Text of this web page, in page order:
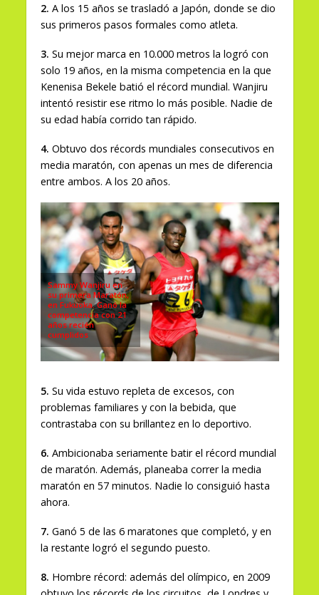
2. A los 15 años se trasladó a Japón, donde se dio
sus primeros pasos formales como atleta.
3. Su mejor marca en 10.000 metros la logró con
solo 19 años, en la misma competencia en la que
Kenenisa Bekele batió el récord mundial. Wanjiru
intentó resistir ese ritmo lo más posible. Nadie de
su edad había corrido tan rápido.
4. Obtuvo dos récords mundiales consecutivos en
media maratón, con apenas un mes de diferencia
entre ambos. A los 20 años.
Sammy Wanjiru en
su primera Maratón,
en Fukuoka. Ganó la
competencia con 21
años recién
cumplidos
5. Su vida estuvo repleta de excesos, con
problemas familiares y con la bebida, que
contrastaba con su brillantez en lo deportivo.
6. Ambicionaba seriamente batir el récord mundial
de maratón. Además, planeaba correr la media
maratón en 57 minutos. Nadie lo consiguió hasta
ahora.
7. Ganó 5 de las 6 maratones que completó, y en
la restante logró el segundo puesto.
8. Hombre récord: además del olímpico, en 2009